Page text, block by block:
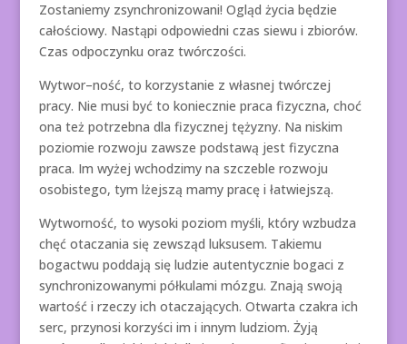
Zostaniemy zsynchronizowani! Ogląd życia będzie
całościowy. Nastąpi odpowiedni czas siewu i zbiorów.
Czas odpoczynku oraz twórczości.
Wytwor–ność, to korzystanie z własnej twórczej
pracy. Nie musi być to koniecznie praca fizyczna, choć
ona też potrzebna dla fizycznej tężyzny. Na niskim
poziomie rozwoju zawsze podstawą jest fizyczna
praca. Im wyżej wchodzimy na szczeble rozwoju
osobistego, tym lżejszą mamy pracę i łatwiejszą.
Wytworność, to wysoki poziom myśli, który wzbudza
chęć otaczania się zewsząd luksusem. Takiemu
bogactwu poddają się ludzie autentycznie bogaci z
synchronizowanymi półkulami mózgu. Znają swoją
wartość i rzeczy ich otaczających. Otwarta czakra ich
serc, przynosi korzyści im i innym ludziom. Żyją